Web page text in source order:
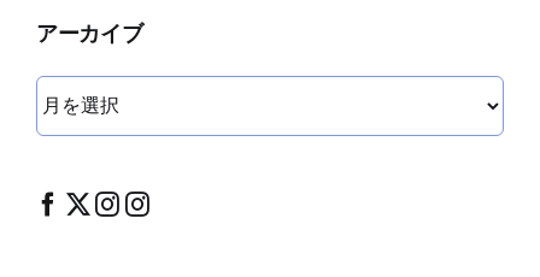
アーカイブ
イ
ブ